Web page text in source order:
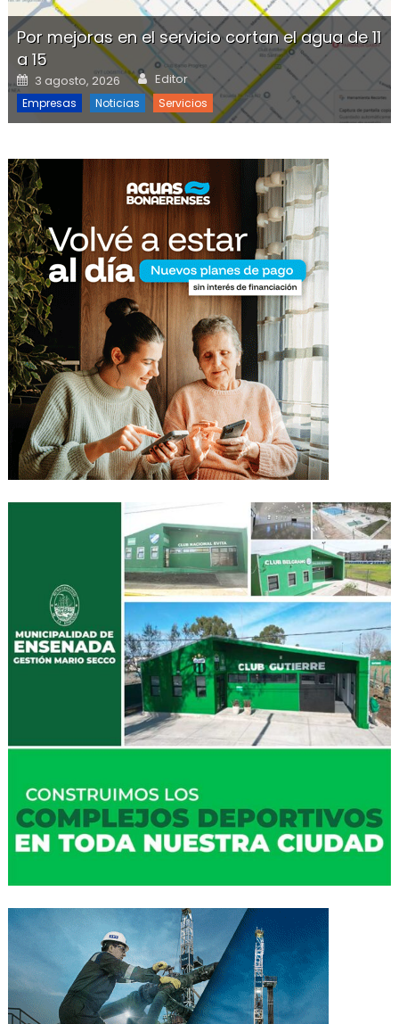
Por mejoras en el servicio cortan el agua de 11
a 15
Posted on
3 agosto, 2026 Author
Editor
Empresas Noticias Servicios